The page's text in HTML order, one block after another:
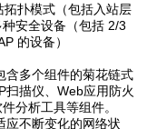
扑模式（包括入站层
安全设备（包括 2/3
的设备）
多个组件的菊花链式
扫描仪、Web应用防火
分析工具等组件。
不断变化的网络状